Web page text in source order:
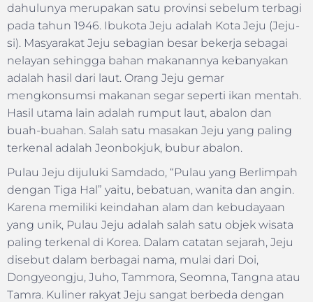
dahulunya merupakan satu provinsi sebelum terbagi
pada tahun 1946. Ibukota Jeju adalah Kota Jeju (Jeju-
si). Masyarakat Jeju sebagian besar bekerja sebagai
nelayan sehingga bahan makanannya kebanyakan
adalah hasil dari laut. Orang Jeju gemar
mengkonsumsi makanan segar seperti ikan mentah.
Hasil utama lain adalah rumput laut, abalon dan
buah-buahan. Salah satu masakan Jeju yang paling
terkenal adalah Jeonbokjuk, bubur abalon.
Pulau Jeju dijuluki Samdado, “Pulau yang Berlimpah
dengan Tiga Hal” yaitu, bebatuan, wanita dan angin.
Karena memiliki keindahan alam dan kebudayaan
yang unik, Pulau Jeju adalah salah satu objek wisata
paling terkenal di Korea. Dalam catatan sejarah, Jeju
disebut dalam berbagai nama, mulai dari Doi,
Dongyeongju, Juho, Tammora, Seomna, Tangna atau
Tamra. Kuliner rakyat Jeju sangat berbeda dengan